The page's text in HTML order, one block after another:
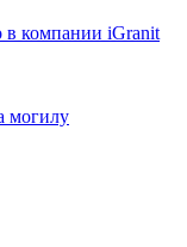
в компании iGranit
могилу